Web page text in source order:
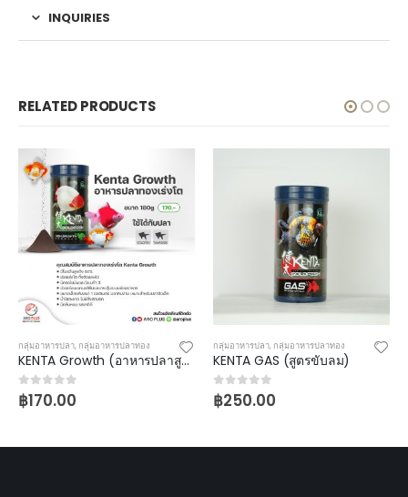
INQUIRIES
RELATED PRODUCTS
กลุ่มอาหารปลา,กลุ่มอาหารปลาทอง
KENTA Growth (อาหารปลาสูตรเร่งโต)
0out of 5
฿170.00
กลุ่มอาหารปลา,กลุ่มอาหารปลาทอง
KENTA GAS (สูตรขับลม)
0out of 5
฿250.00